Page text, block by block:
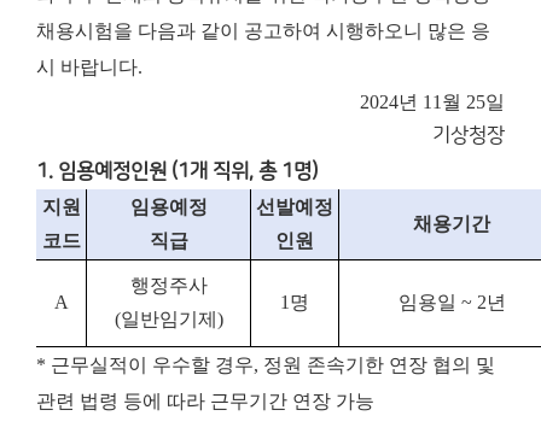
채용시험을 다음과 같이 공고하여 시행하오니 많은 응
시 바랍니다.
2024년 11월 25일
기 상청장
1. 임용예정인원 (1개 직위, 총 1명)
지원
코드
임용예정
직급
선발예정
인원
채용기간
A
행정주사
(일반임기제 )
1 명 임용일 ~ 2년
* 근무실적이 우수할 경우, 정원 존속기한 연장 협의 및
관련 법령 등에 따라 근무기간 연장 가능